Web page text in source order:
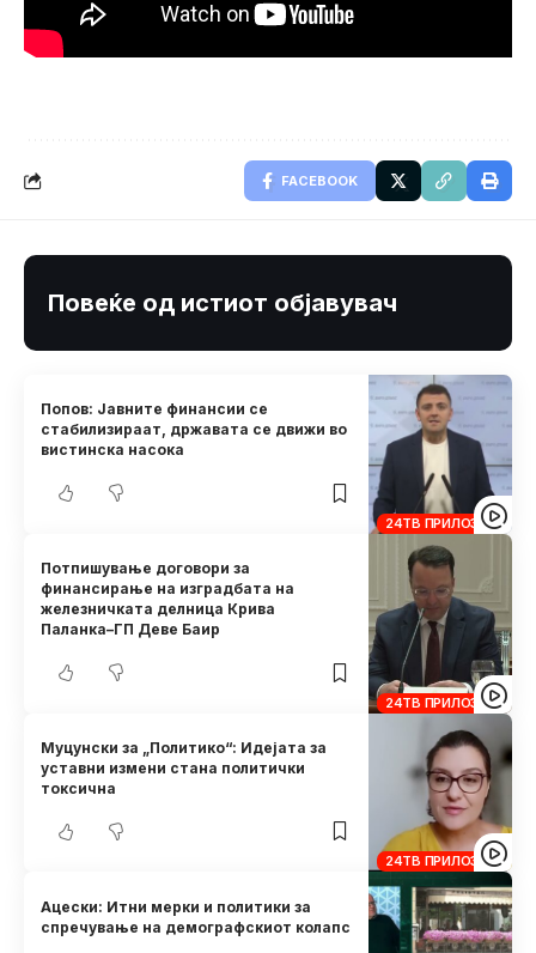
FACEBOOK
Повеќе од истиот објавувач
24ТВ ПРИЛОЗИ
Попов: Јавните финансии се
стабилизираат, државата се движи во
вистинска насока
24ТВ ПРИЛОЗИ
Потпишување договори за
финансирање на изградбата на
железничката делница Крива
Паланка–ГП Деве Баир
24ТВ ПРИЛОЗИ
Муцунски за „Политико“: Идејата за
уставни измени стана политички
токсична
Ацески: Итни мерки и политики за
спречување на демографскиот колапс